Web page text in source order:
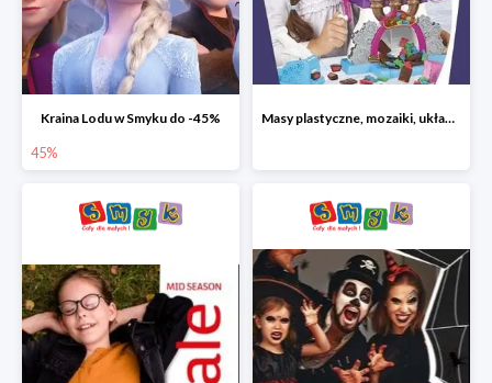
Kraina Lodu w Smyku do -45%
45%
Masy plastyczne, mozaiki, układanki do -45%